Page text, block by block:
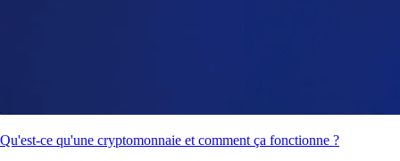
Qu'est-ce qu'une cryptomonnaie et comment ça fonctionne ?